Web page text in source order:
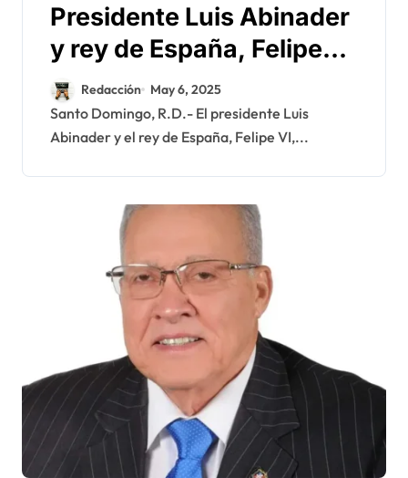
Presidente Luis Abinader
y rey de España, Felipe
VI, participarán en
clausura Congreso
Mundial de Derecho
Redacción May 6, 2025
Santo Domingo, R.D.- El presidente Luis
Abinader y el rey de España, Felipe VI,...